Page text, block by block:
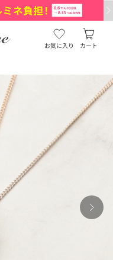
お気に入り カート